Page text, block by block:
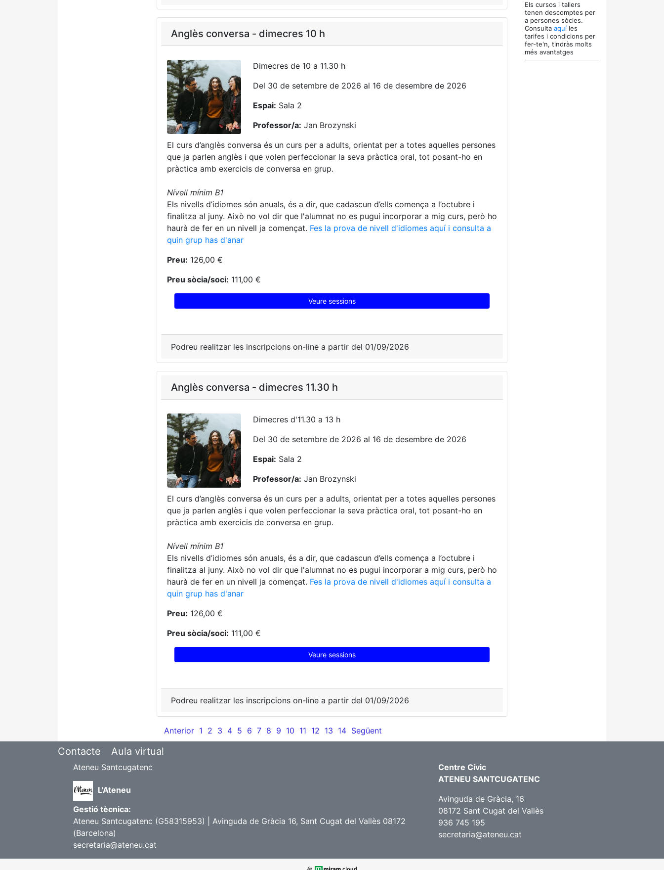
Anglès conversa - dimecres 10 h
Dimecres de 10 a 11.30 h
Del 30 de setembre de 2026 al 16 de desembre de 2026
Espai: Sala 2
Professor/a: Jan Brozynski
El curs d’anglès conversa és un curs per a adults, orientat per a totes aquelles persones
que ja parlen anglès i que volen perfeccionar la seva pràctica oral, tot posant-ho en
pràctica amb exercicis de conversa en grup.
Nívell mínim B1
Els nivells d’idiomes són anuals, és a dir, que cadascun d’ells comença a l’octubre i
finalitza al juny. Això no vol dir que l'alumnat no es pugui incorporar a mig curs, però ho
haurà de fer en un nivell ja començat. Fes la prova de nivell d'idiomes aquí i consulta a
quin grup has d'anar
Preu: 126,00 €
Preu sòcia/soci: 111,00 €
Veure sessions
Podreu realitzar les inscripcions on-line a partir del 01/09/2026
Anglès conversa - dimecres 11.30 h
Dimecres d'11.30 a 13 h
Del 30 de setembre de 2026 al 16 de desembre de 2026
Espai: Sala 2
Professor/a: Jan Brozynski
El curs d’anglès conversa és un curs per a adults, orientat per a totes aquelles persones
que ja parlen anglès i que volen perfeccionar la seva pràctica oral, tot posant-ho en
pràctica amb exercicis de conversa en grup.
Nívell mínim B1
Els nivells d’idiomes són anuals, és a dir, que cadascun d’ells comença a l’octubre i
finalitza al juny. Això no vol dir que l'alumnat no es pugui incorporar a mig curs, però ho
haurà de fer en un nivell ja començat. Fes la prova de nivell d'idiomes aquí i consulta a
quin grup has d'anar
Preu: 126,00 €
Preu sòcia/soci: 111,00 €
Veure sessions
Podreu realitzar les inscripcions on-line a partir del 01/09/2026
Anterior 1 2 3 4 5 6 7 8 9 10 11 12 13 14 Següent
Els cursos i tallers
tenen descomptes per
a persones sòcies.
Consulta aquí les
tarifes i condicions per
fer-te'n, tindràs molts
més avantatges
Contacte Aula virtual
Ateneu Santcugatenc
L'Ateneu
Gestió tècnica:
Ateneu Santcugatenc (G58315953) | Avinguda de Gràcia 16, Sant Cugat del Vallès 08172
(Barcelona)
secretaria@ateneu.cat
Centre Cívic
ATENEU SANTCUGATENC
Avinguda de Gràcia, 16
08172 Sant Cugat del Vallès
936 745 195
secretaria@ateneu.cat